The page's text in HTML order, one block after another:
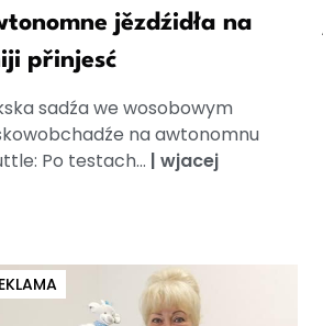
jězdźidła na
přinjesć
sadźa we wosobowym
na awtonomnu
Po testach... | wjacej